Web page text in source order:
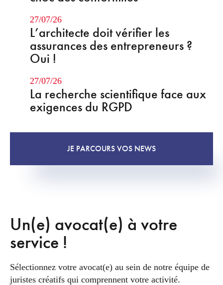
27/07/26
L’architecte doit vérifier les
assurances des entrepreneurs ?
Oui !
27/07/26
La recherche scientifique face aux
exigences du RGPD
JE PARCOURS VOS NEWS
Un(e) avocat(e) à votre
service !
Sélectionnez votre avocat(e) au sein de notre équipe de
juristes créatifs qui comprennent votre activité.